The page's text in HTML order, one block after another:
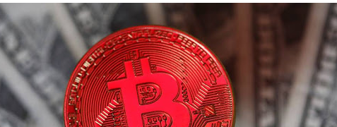
está cambiando el consumo de noticias en internet
para gestionar gastos personales: cómo funcionan y qué ofrecen
para entender la inteligencia artificial sin ser experto
más relevante de la semana explicada sin tecnicismos